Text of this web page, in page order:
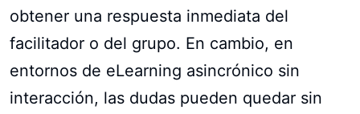
obtener una respuesta inmediata del
facilitador o del grupo. En cambio, en
entornos de eLearning asincrónico sin
interacción, las dudas pueden quedar sin